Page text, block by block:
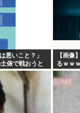
悪いこと？」
俵で戦おうと
【画像
るｗｗｗ